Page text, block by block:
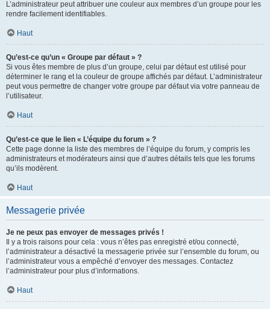
L’administrateur peut attribuer une couleur aux membres d’un groupe pour les
rendre facilement identifiables.
Haut
Qu’est-ce qu’un « Groupe par défaut » ?
Si vous êtes membre de plus d’un groupe, celui par défaut est utilisé pour
déterminer le rang et la couleur de groupe affichés par défaut. L’administrateur
peut vous permettre de changer votre groupe par défaut via votre panneau de
l’utilisateur.
Haut
Qu’est-ce que le lien « L’équipe du forum » ?
Cette page donne la liste des membres de l’équipe du forum, y compris les
administrateurs et modérateurs ainsi que d’autres détails tels que les forums
qu’ils modèrent.
Haut
Messagerie privée
Je ne peux pas envoyer de messages privés !
Il y a trois raisons pour cela : vous n’êtes pas enregistré et/ou connecté,
l’administrateur a désactivé la messagerie privée sur l’ensemble du forum, ou
l’administrateur vous a empêché d’envoyer des messages. Contactez
l’administrateur pour plus d’informations.
Haut